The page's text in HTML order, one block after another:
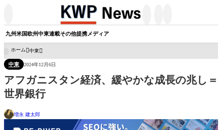
九州米国欧州中東連載その他提携メディア
ホーム 中東
中東 2024年12月6日
アフガニスタン経済、緩やかな成長の兆し＝
世界銀行
増永 建太郎